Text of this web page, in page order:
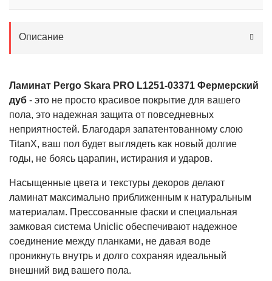
Описание
Ламинат Pergo Skara PRO L1251-03371 Фермерский
дуб - это не просто красивое покрытие для вашего
пола, это надежная защита от повседневных
неприятностей. Благодаря запатентованному слою
TitanX, ваш пол будет выглядеть как новый долгие
годы, не боясь царапин, истирания и ударов.
Насыщенные цвета и текстуры декоров делают
ламинат максимально приближенным к натуральным
материалам. Прессованные фаски и специальная
замковая система Uniclic обеспечивают надежное
соединение между планками, не давая воде
проникнуть внутрь и долго сохраняя идеальный
внешний вид вашего пола.